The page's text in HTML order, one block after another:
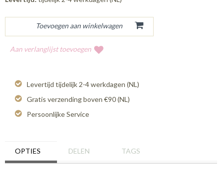
Aan verlanglijst toevoegen
Levertijd tijdelijk 2-4 werkdagen (NL)
Gratis verzending boven €90 (NL)
Persoonlijke Service
OPTIES DELEN TAGS